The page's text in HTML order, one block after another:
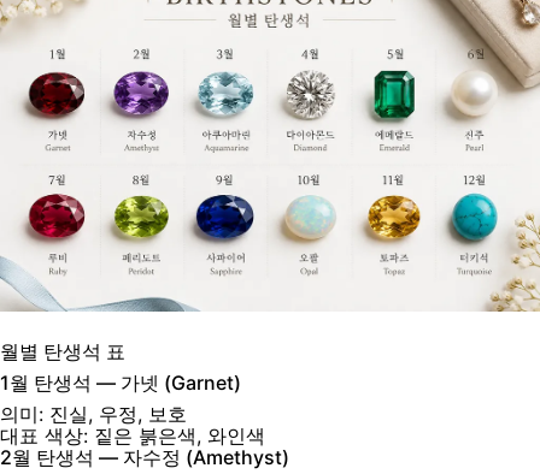
월별 탄생석 표
1월 탄생석 — 가넷 (Garnet)
의미: 진실, 우정, 보호
대표 색상: 짙은 붉은색, 와인색
2월 탄생석 — 자수정 (Amethyst)